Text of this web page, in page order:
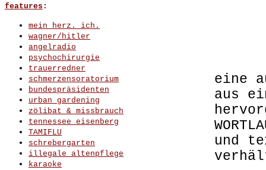
features :
mein herz. ich.
wagner/hitler
angelradio
psychochirurgie
trauerredner
schmerzensoratorium
bundespräsidenten
urban gardening
zölibat & missbrauch
tennessee eisenberg
TAMIFLU
schrebergarten
illegale altenpflege
karaoke
eine
aus
und